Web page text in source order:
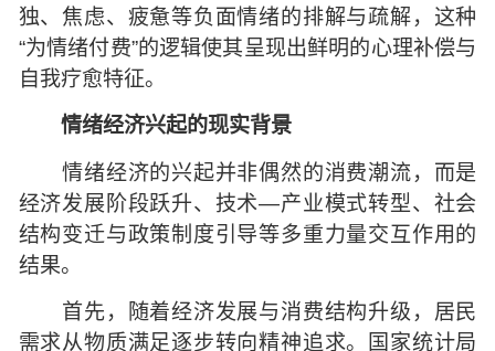
独、焦虑、疲惫等负面情绪的排解与疏解，这种
“为情绪付费”的逻辑使其呈现出鲜明的心理补偿与
自我疗愈特征。
情绪经济兴起的现实背景
情绪经济的兴起并非偶然的消费潮流，而是
经济发展阶段跃升、技术—产业模式转型、社会
结构变迁与政策制度引导等多重力量交互作用的
结果。
首先，随着经济发展与消费结构升级，居民
需求从物质满足逐步转向精神追求。国家统计局